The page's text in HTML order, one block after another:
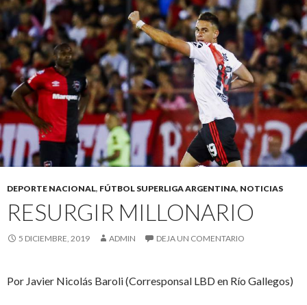
DEPORTE NACIONAL, FÚTBOL SUPERLIGA ARGENTINA, NOTICIAS
RESURGIR MILLONARIO
5 DICIEMBRE, 2019 ADMIN DEJA UN COMENTARIO
Por Javier Nicolás Baroli (Corresponsal LBD en Río Gallegos)